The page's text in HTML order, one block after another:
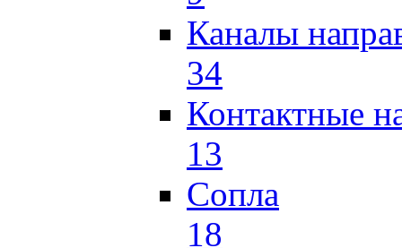
Каналы
34
Контактные
13
Сопла
18